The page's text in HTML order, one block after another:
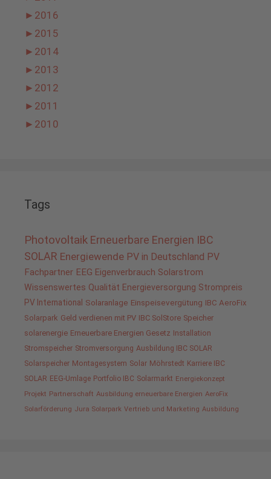
► 2016
► 2015
► 2014
► 2013
► 2012
► 2011
► 2010
Tags
Photovoltaik Erneuerbare Energien IBC
SOLAR Energiewende PV in Deutschland PV
Fachpartner EEG Eigenverbrauch Solarstrom
Wissenswertes Qualität Energieversorgung Strompreis
PV International Solaranlage Einspeisevergütung IBC AeroFix
Solarpark Geld verdienen mit PV IBC SolStore Speicher
solarenergie Erneuerbare Energien Gesetz Installation
Stromspeicher Stromversorgung Ausbildung IBC SOLAR
Solarspeicher Montagesystem Solar Möhrstedt Karriere IBC
SOLAR EEG-Umlage Portfolio IBC Solarmarkt Energiekonzept
Projekt Partnerschaft Ausbildung erneuerbare Energien AeroFix
Solarförderung Jura Solarpark Vertrieb und Marketing Ausbildung